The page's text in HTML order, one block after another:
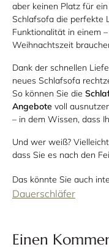
aber keinen Platz für
Schlafsofa die perfekte
Funktionalität in einem
Weihnachtszeit
Dank der schnellen
neues Schlafsofa
So können Sie die
Angebote voll
– in dem Wissen, dass
Und wer weiß?
dass Sie es nach den
Das könnte Sie auch
Dauerschläfer
Einen